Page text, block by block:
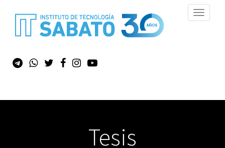
Toggle
Tesis